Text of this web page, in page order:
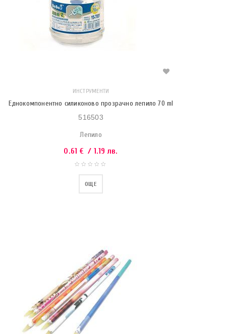
ИНСТРУМЕНТИ
Еднокомпонентно силиконово прозрачно лепило 70 ml
516503
Лепило
0.61 € / 1.19 лв.
ОЩЕ